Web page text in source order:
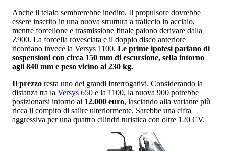
Anche il telaio sembrerebbe inedito. Il propulsore dovrebbe
essere inserito in una nuova struttura a traliccio in acciaio,
mentre forcellone e trasmissione finale paiono derivare dalla
Z900. La forcella rovesciata e il doppio disco anteriore
ricordano invece la Versys 1100. Le prime ipotesi parlano di
sospensioni con circa 150 mm di escursione, sella intorno
agli 840 mm e peso vicino ai 230 kg.
Il prezzo resta uno dei grandi interrogativi. Considerando la
distanza tra la Versys 650 e la 1100, la nuova 900 potrebbe
posizionarsi intorno ai 12.000 euro, lasciando alla variante più
ricca il compito di salire ulteriormente. Sarebbe una cifra
aggressiva per una quattro cilindri turistica con oltre 120 CV.